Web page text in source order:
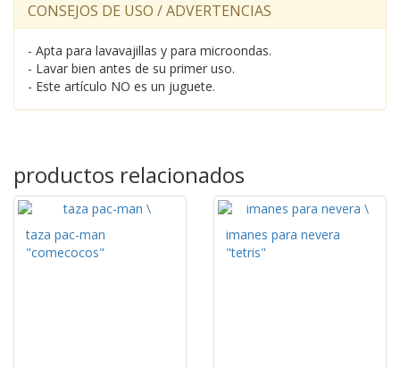
CONSEJOS DE USO / ADVERTENCIAS
- Apta para lavavajillas y para microondas.
- Lavar bien antes de su primer uso.
- Este artículo NO es un juguete.
productos relacionados
taza pac-man
"comecocos"
imanes para nevera
"tetris"